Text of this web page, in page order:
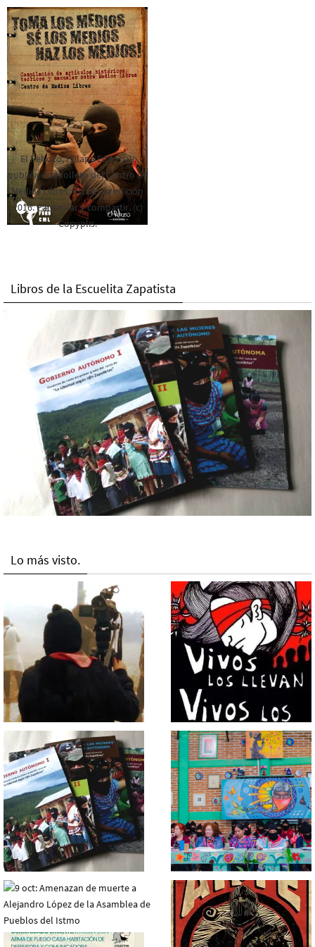
El Rebozo, Palapa Editorial,
publica este folleto del Centro de
Medios Libres. Esta es la edición
2016. Para rolar y compartir. (c)
Copyplis.
Libros de la Escuelita Zapatista
Lo más visto.